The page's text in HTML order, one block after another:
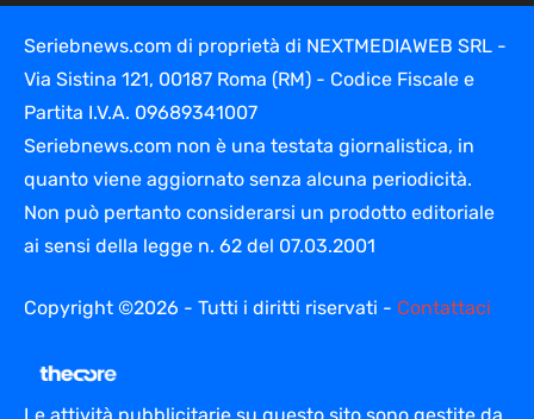
Seriebnews.com di proprietà di NEXTMEDIAWEB SRL -
Via Sistina 121, 00187 Roma (RM) - Codice Fiscale e
Partita I.V.A. 09689341007
Seriebnews.com non è una testata giornalistica, in
quanto viene aggiornato senza alcuna periodicità.
Non può pertanto considerarsi un prodotto editoriale
ai sensi della legge n. 62 del 07.03.2001
Copyright ©2026 - Tutti i diritti riservati - Contattaci